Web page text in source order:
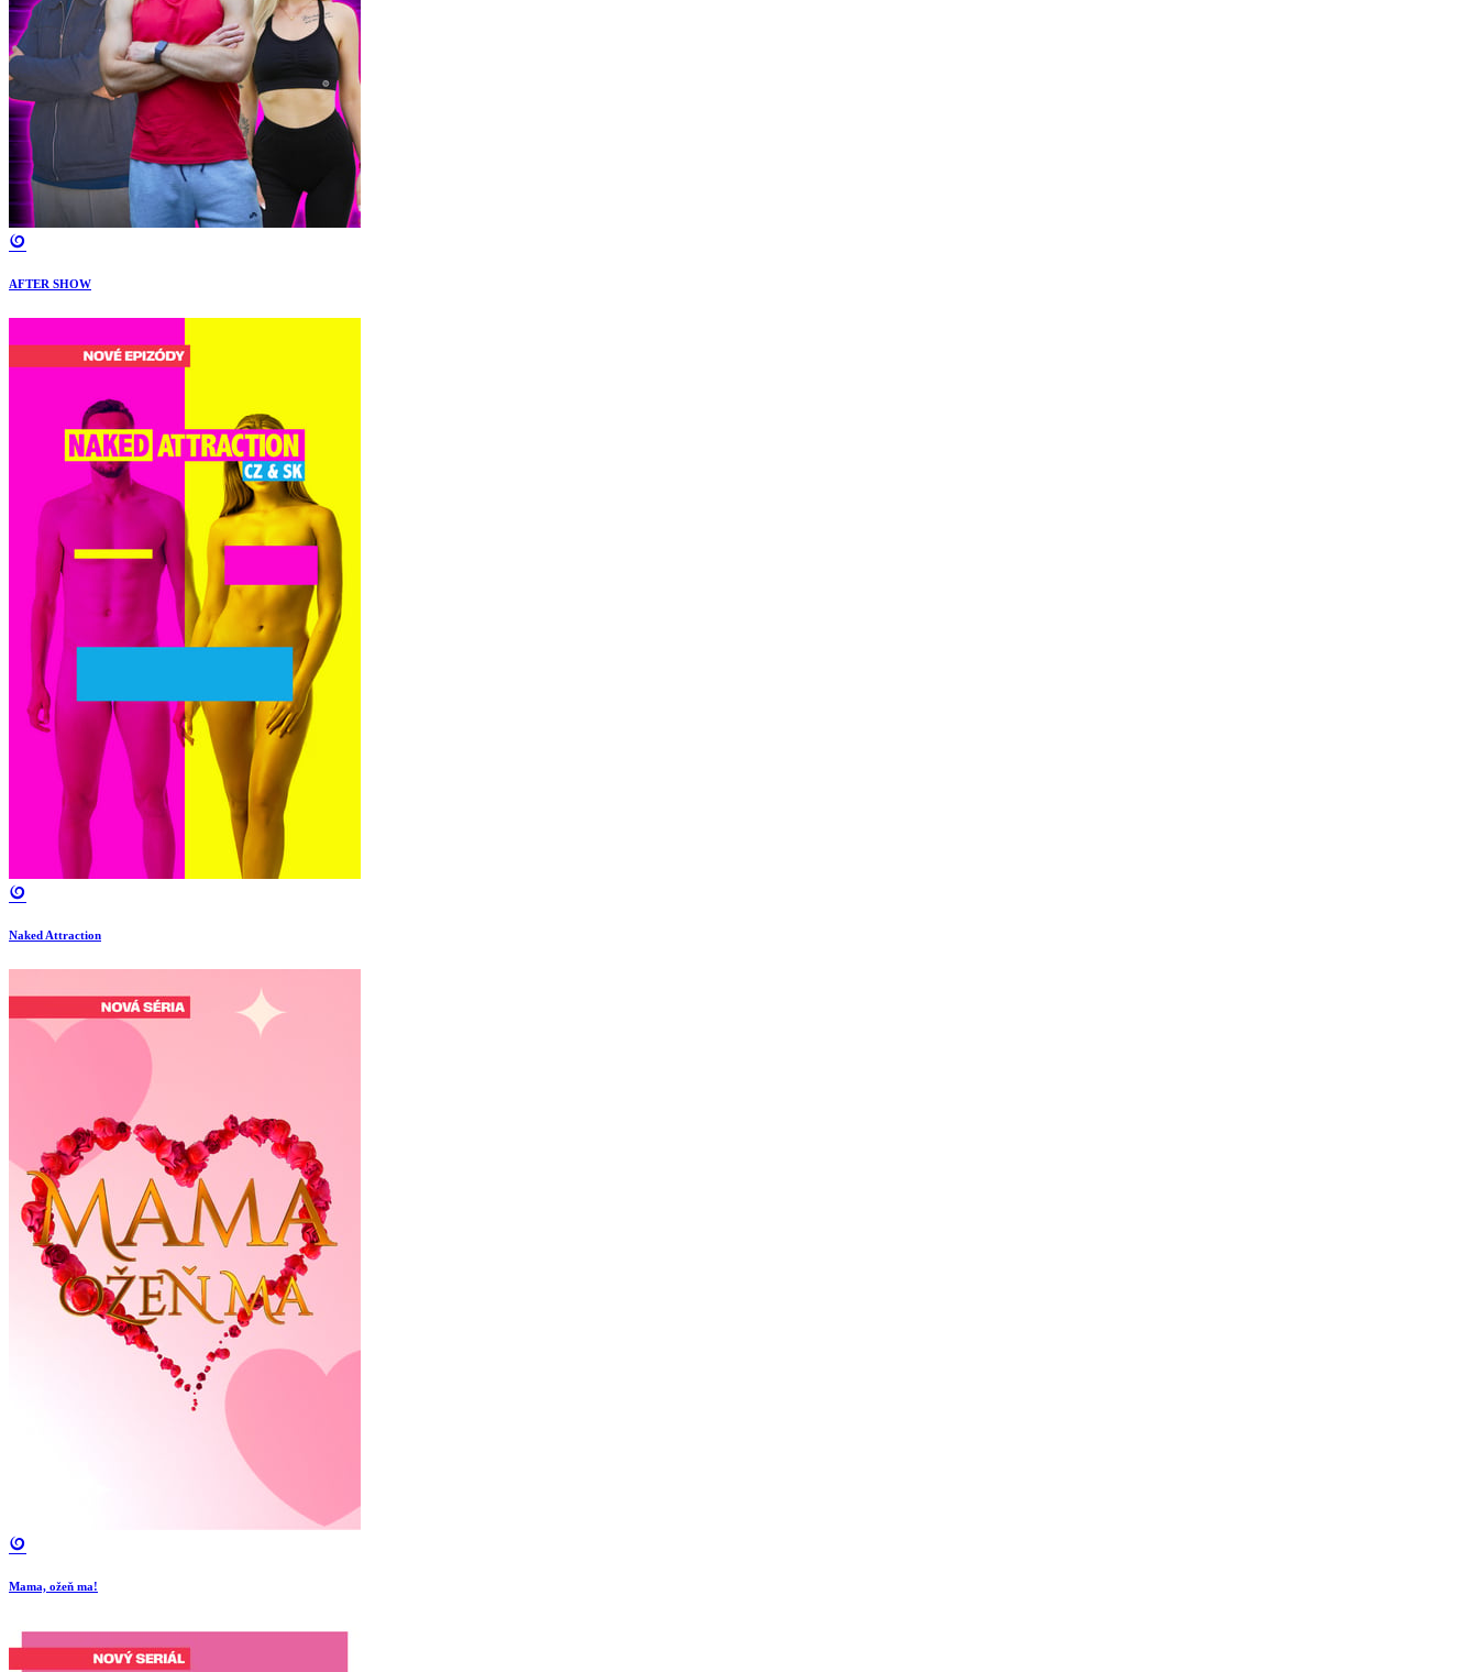
AFTER SHOW
Naked Attraction
Mama, ožeň ma!